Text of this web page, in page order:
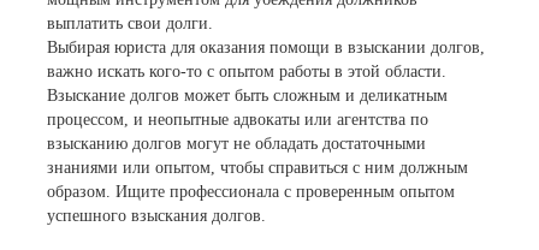
выплатить свои долги.
Выбирая юриста для оказания помощи в взыскании долгов,
важно искать кого-то с опытом работы в этой области.
Взыскание долгов может быть сложным и деликатным
процессом, и неопытные адвокаты или агентства по
взысканию долгов могут не обладать достаточными
знаниями или опытом, чтобы справиться с ним должным
образом. Ищите профессионала с проверенным опытом
успешного взыскания долгов.